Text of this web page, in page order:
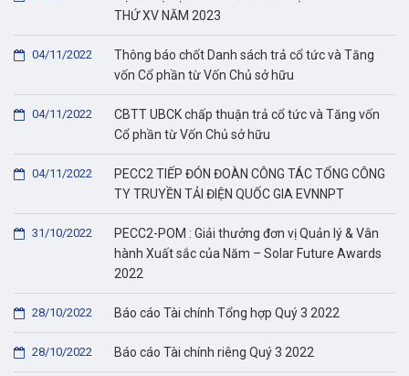
THỨ XV NĂM 2023
Thông báo chốt Danh sách trả cổ tức và Tăng
vốn Cổ phần từ Vốn Chủ sở hữu
04/11/2022
CBTT UBCK chấp thuận trả cổ tức và Tăng vốn
Cổ phần từ Vốn Chủ sở hữu
04/11/2022
PECC2 TIẾP ĐÓN ĐOÀN CÔNG TÁC TỔNG CÔNG
TY TRUYỀN TẢI ĐIỆN QUỐC GIA EVNNPT
04/11/2022
PECC2-POM : Giải thưởng đơn vị Quản lý & Vân
hành Xuất sắc của Năm – Solar Future Awards
2022
31/10/2022
Báo cáo Tài chính Tổng hợp Quý 3 2022
28/10/2022
Báo cáo Tài chính riêng Quý 3 2022
28/10/2022